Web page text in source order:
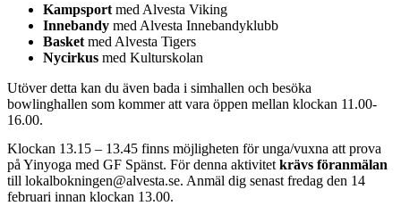
Kampsport med Alvesta Viking
Innebandy med Alvesta Innebandyklubb
Basket med Alvesta Tigers
Nycirkus med Kulturskolan
Utöver detta kan du även bada i simhallen och besöka
bowlinghallen som kommer att vara öppen mellan klockan 11.00-
16.00.
Klockan 13.15 – 13.45 finns möjligheten för unga/vuxna att prova
på Yinyoga med GF Spänst. För denna aktivitet krävs föranmälan
till lokalbokningen@alvesta.se. Anmäl dig senast fredag den 14
februari innan klockan 13.00.